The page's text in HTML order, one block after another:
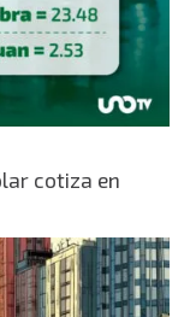
cotiza en